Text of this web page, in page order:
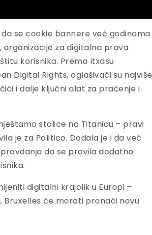
se cookie bannere već godinama
organizacije za digitalna prava
korisnika. Prema Itxasu
Digital Rights, oglašivači su najviše
i dalje ključni alat za praćenje i
stolice na Titanicu – pravi
je za Politico. Dodala je i da već
da se pravila dodatno
digitalni krajolik u Europi –
će morati pronaći novu